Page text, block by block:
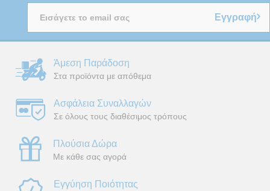
Εγγραφή
Άμεση Παράδοση
Στα προϊόντα με απόθεμα
Ασφάλεια Συναλλαγών
Σε όλους τους διαθέσιμος τρόπους
Πλούσια Δώρα
Με κάθε σας αγορά
Εγγύηση Ποιότητας